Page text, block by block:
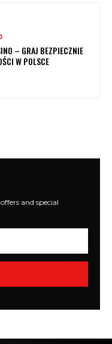
– GRAJ BEZPIECZNIE
W POLSCE
and special